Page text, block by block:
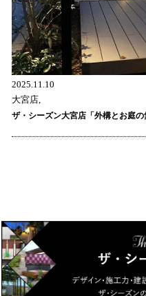
2025.11.10
大宮店,
ザ・シーズン大宮店「外構とお庭